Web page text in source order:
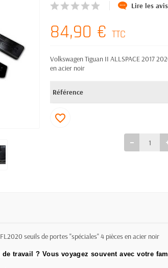
Lire les
84,90 € TTC
Volkswagen Tiguan II ALLSPACE 2017
en acier noir
Référence
favorite_border
seuils de portes "spéciales" 4 pièces en acier noir
travail ? Vous voyagez souvent avec votre